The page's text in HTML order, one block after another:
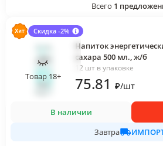
Всего 1
Скидка -2%
Товар 18+
Напиток
сахара 500 мл., ж/б
12 шт в упаковке
75.81 ₽/шт
В наличии
Завтра